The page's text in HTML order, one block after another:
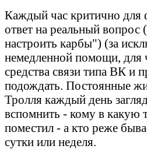
Каждый час критично для
ответ на реальный вопрос
настроить карбы") (за
немедленной помощи, для
средства связи типа ВК и
подождать. Постоянные
Тролля каждый день
вспомнить - кому в какую
поместил - а кто реже
сутки или неделя.